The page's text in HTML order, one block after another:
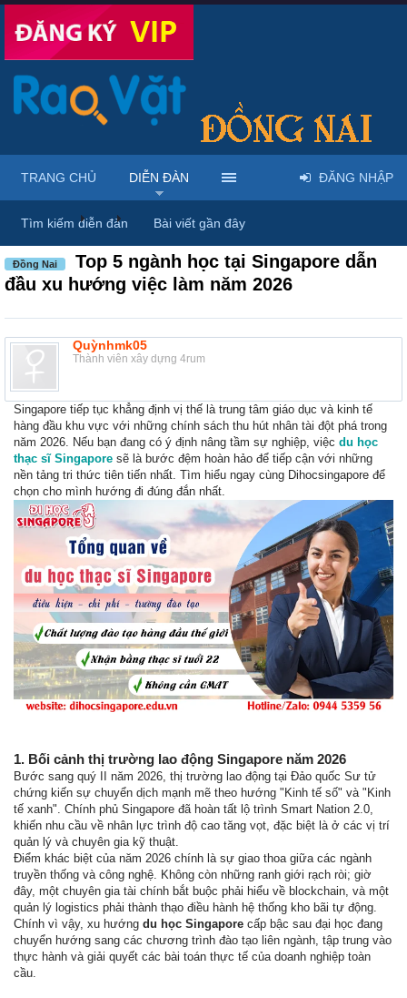
Diễn đàn ... Giới thiệu dịch vụ & địa điểm
Đồng Nai
Top 5 ngành học tại Singapore dẫn
đầu xu hướng việc làm năm 2026
Quỳnhmk05
Thành viên xây dựng 4rum
Singapore tiếp tục khẳng định vị thế là trung tâm giáo dục và kinh tế
hàng đầu khu vực với những chính sách thu hút nhân tài đột phá trong
năm 2026. Nếu bạn đang có ý định nâng tầm sự nghiệp, việc du học
thạc sĩ Singapore sẽ là bước đệm hoàn hảo để tiếp cận với những
nền tảng tri thức tiên tiến nhất. Tìm hiểu ngay cùng Dihocsingapore để
chọn cho mình hướng đi đúng đắn nhất.
1. Bối cảnh thị trường lao động Singapore năm 2026
Bước sang quý II năm 2026, thị trường lao động tại Đảo quốc Sư tử
chứng kiến sự chuyển dịch mạnh mẽ theo hướng "Kinh tế số" và "Kinh
tế xanh". Chính phủ Singapore đã hoàn tất lộ trình Smart Nation 2.0,
khiến nhu cầu về nhân lực trình độ cao tăng vọt, đặc biệt là ở các vị trí
quản lý và chuyên gia kỹ thuật.
Điểm khác biệt của năm 2026 chính là sự giao thoa giữa các ngành
truyền thống và công nghệ. Không còn những ranh giới rạch ròi; giờ
đây, một chuyên gia tài chính bắt buộc phải hiểu về blockchain, và một
quản lý logistics phải thành thạo điều hành hệ thống kho bãi tự động.
Chính vì vậy, xu hướng du học Singapore cấp bậc sau đại học đang
chuyển hướng sang các chương trình đào tạo liên ngành, tập trung vào
thực hành và giải quyết các bài toán thực tế của doanh nghiệp toàn
cầu.
TRANG CHỦ DIỄN ĐÀN
Tìm kiếm diễn đàn Bài viết gần đây
ĐĂNG NHẬP